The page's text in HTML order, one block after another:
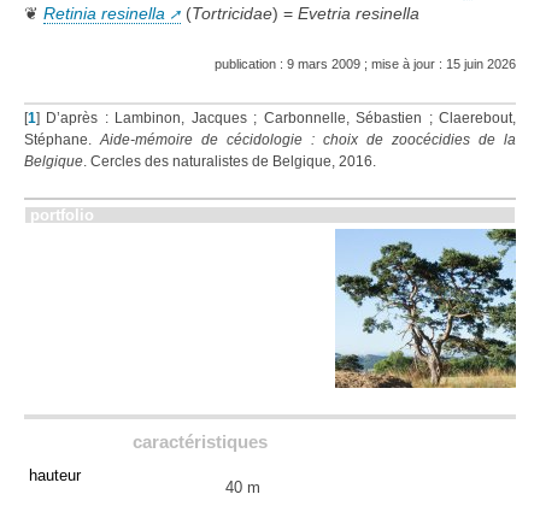
❦ Retinia resinella (Tortricidae) = Evetria resinella
publication : 9 mars 2009 ; mise à jour : 15 juin 2026
[1] D’après : Lambinon, Jacques ; Carbonnelle, Sébastien ; Claerebout,
Stéphane. Aide-mémoire de cécidologie : choix de zoocécidies de la
Belgique . Cercles des naturalistes de Belgique, 2016.
portfolio
caractéristiques
hauteur
40 m